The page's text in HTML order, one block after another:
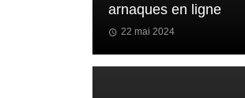
arnaques en ligne
22 mai 2024